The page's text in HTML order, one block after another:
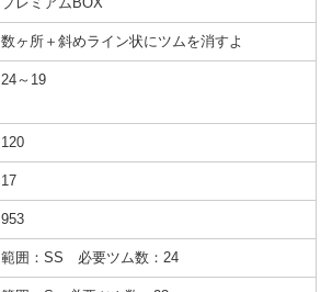
数ヶ所＋斜めライン状にツムを消すよ
24～19
120
17
953
範囲：SS 必要ツム数：24